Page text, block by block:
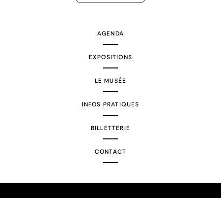
AGENDA
EXPOSITIONS
LE MUSÉE
INFOS PRATIQUES
BILLETTERIE
CONTACT